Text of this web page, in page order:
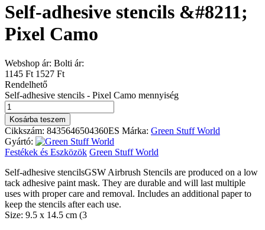
Self-adhesive stencils &#8211;
Pixel Camo
Webshop ár: Bolti ár:
1145 Ft 1527 Ft
Rendelhető
Self-adhesive stencils - Pixel Camo mennyiség
Kosárba teszem
Cikkszám: 8435646504360ES Márka: Green Stuff World
Gyártó:
Festékek és Eszközök Green Stuff World
Self-adhesive stencilsGSW Airbrush Stencils are produced on a low
tack adhesive paint mask. They are durable and will last multiple
uses with proper care and removal. Includes an additional paper to
keep the stencils after each use.
Size: 9.5 x 14.5 cm (3